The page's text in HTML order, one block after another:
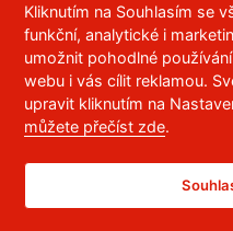
© 2023 Univerzita
532 10 Pardubice 2
Telefon: 466 036 111,
Správce webu ,RSS
ID datové schránky:
Prohlášení o
Kliknutím na Souhlasím se
funkční, analytické i
umožnit pohodlné
webu i vás cílit reklamou.
upravit kliknutím na
můžete přečíst zde.